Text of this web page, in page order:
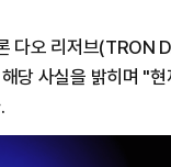
다오 리저브(TRON
당 사실을 밝히며 "